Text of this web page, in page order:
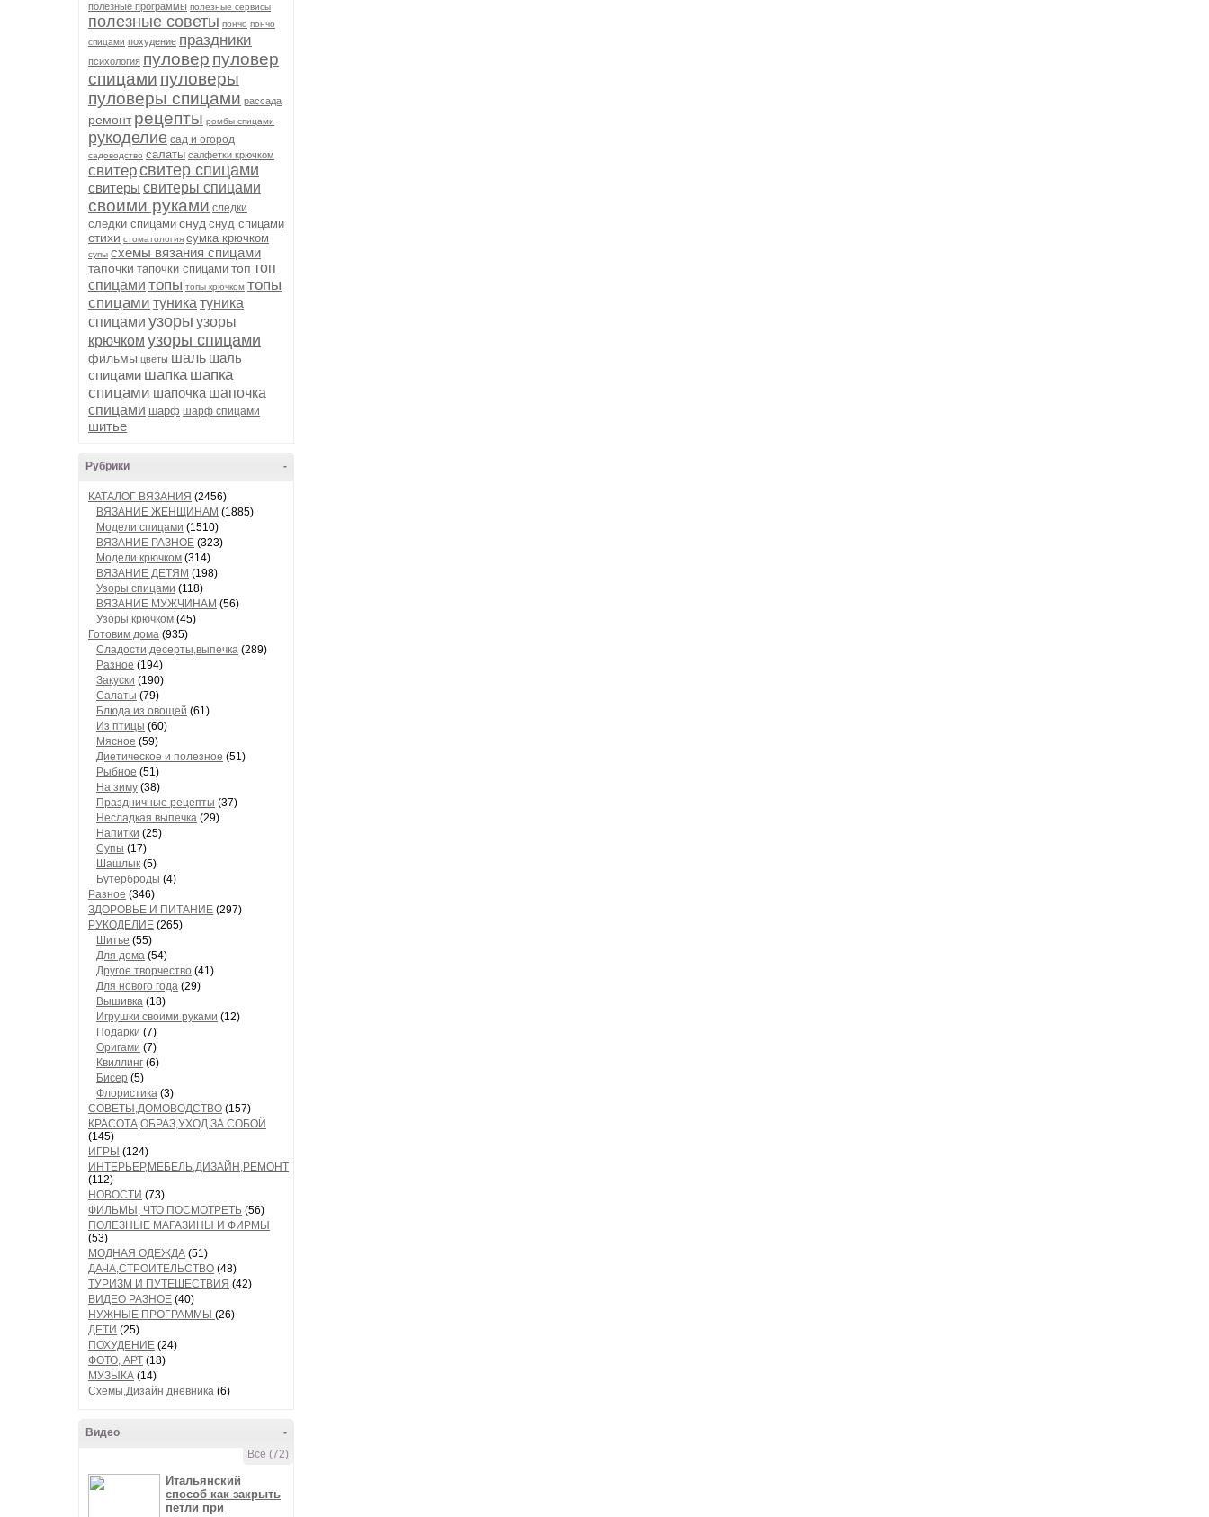
полезные программы полезные сервисы
полезные советы пончо пончо
спицами похудение праздники
психология пуловер пуловер
спицами пуловеры
пуловеры спицами рассада
ремонт рецепты ромбы спицами
рукоделие сад и огород
садоводство салаты салфетки крючком
свитерсвитер спицами
свитеры свитеры спицами
своими руками следки
следки спицами снуд снуд спицами
стихи стоматология сумка крючком
супы схемы вязания спицами
тапочки тапочки спицами топ топ
спицами топы топы крючком топы
спицами туника туника
спицами узоры узоры
крючком узоры спицами
фильмы цветы шаль шаль
спицами шапка шапка
спицами шапочка шапочка
спицами шарф шарф спицами
шитье
-
Рубрики
КАТАЛОГ ВЯЗАНИЯ (2456)
ВЯЗАНИЕ ЖЕНЩИНАМ (1885)
Модели спицами (1510)
ВЯЗАНИЕ РАЗНОЕ (323)
Модели крючком (314)
ВЯЗАНИЕ ДЕТЯМ (198)
Узоры спицами (118)
ВЯЗАНИЕ МУЖЧИНАМ (56)
Узоры крючком (45)
Готовим дома (935)
Сладости,десерты,выпечка (289)
Разное (194)
Закуски (190)
Салаты (79)
Блюда из овощей (61)
Из птицы (60)
Мясное (59)
Диетическое и полезное (51)
Рыбное (51)
На зиму (38)
Праздничные рецепты (37)
Несладкая выпечка (29)
Напитки (25)
Супы (17)
Шашлык (5)
Бутерброды (4)
Разное (346)
ЗДОРОВЬЕ И ПИТАНИЕ (297)
РУКОДЕЛИЕ (265)
Шитье (55)
Для дома (54)
Другое творчество (41)
Для нового года (29)
Вышивка (18)
Игрушки своими руками (12)
Подарки (7)
Оригами (7)
Квиллинг (6)
Бисер (5)
Флористика (3)
СОВЕТЫ,ДОМОВОДСТВО (157)
КРАСОТА,ОБРАЗ,УХОД ЗА СОБОЙ
(145)
ИГРЫ (124)
ИНТЕРЬЕР,МЕБЕЛЬ,ДИЗАЙН,РЕМОНТ
(112)
НОВОСТИ (73)
ФИЛЬМЫ, ЧТО ПОСМОТРЕТЬ (56)
ПОЛЕЗНЫЕ МАГАЗИНЫ И ФИРМЫ
(53)
МОДНАЯ ОДЕЖДА (51)
ДАЧА,СТРОИТЕЛЬСТВО (48)
ТУРИЗМ И ПУТЕШЕСТВИЯ (42)
ВИДЕО РАЗНОЕ (40)
НУЖНЫЕ ПРОГРАММЫ (26)
ДЕТИ (25)
ПОХУДЕНИЕ (24)
ФОТО, АРТ (18)
МУЗЫКА (14)
Схемы,Дизайн дневника (6)
-
Видео
Все (72)
Итальянский
способ как закрыть
петли при